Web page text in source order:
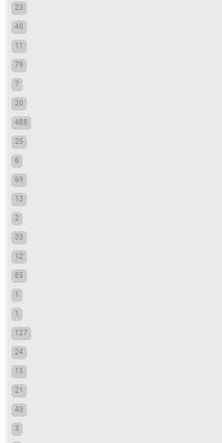
23
40
11
79
7
20
488
25
6
69
13
2
33
12
85
1
1
127
24
15
21
43
3